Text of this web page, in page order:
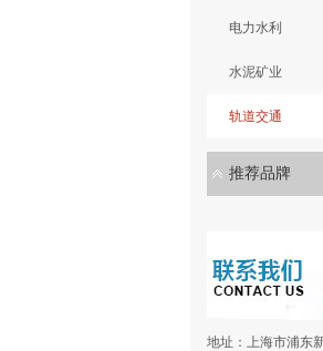
电力水利
水泥矿业
轨道交通
推荐品牌
地址：上海市浦东